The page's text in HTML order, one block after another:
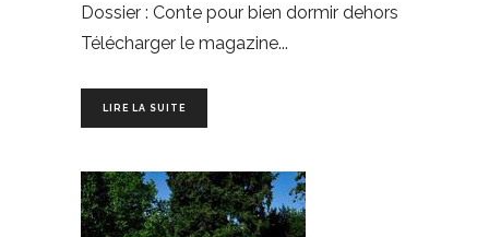
Dossier : Conte pour bien dormir dehors
Télécharger le magazine
LIRE LA SUITE